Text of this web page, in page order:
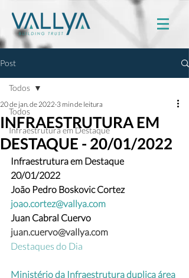
Post
Todos
Infraestrutura em Destaque
Todos
INFRAESTRUTURA EM
DESTAQUE - 20/01/2022
20 de jan. de 2022 3 min de leitura
Infraestrutura em Destaque
20/01/2022
João Pedro Boskovic Cortez
joao.cortez@vallya.com
Juan Cabral Cuervo
juan.cuervo@vallya.com
Destaques do Dia
Ministério da Infraestrutura duplica área